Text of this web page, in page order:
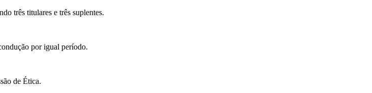
três titulares e três suplentes.
por igual período.
de Ética.